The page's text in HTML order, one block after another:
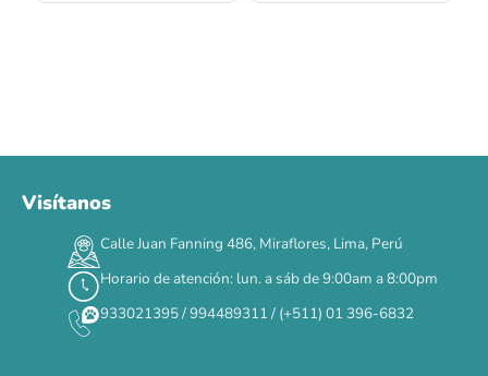
DÍAS HORAS MIN SEG
✕
Visítanos
Calle Juan Fanning 486, Miraflores, Lima, Perú
Horario de atención: lun. a sáb de 9:00am a 8:00pm
933021395 / 994489311 / (+511) 01 396-6832